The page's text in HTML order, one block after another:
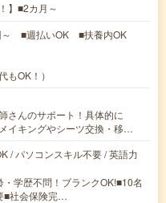
】■2カ月～
～ ■週払いOK ■扶養内OK
もOK！）
さんのサポート！具体的に
イキングやシーツ交換・移…
/ パソコンスキル不要 / 英語力
学歴不問！ブランクOK!■10名
■社会保険完…